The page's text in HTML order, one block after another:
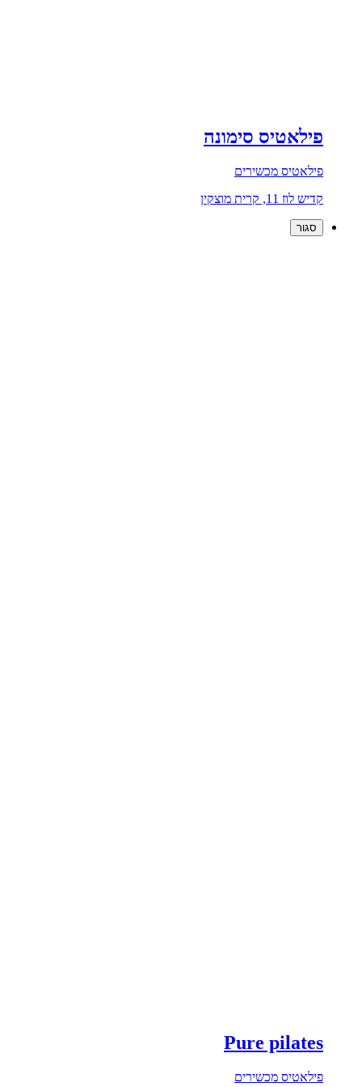
פילאטיס סימונה
פילאטיס מכשירים
קדיש לוז 11, קרית מוצקין
סגור
Pure pilates
פילאטיס מכשירים